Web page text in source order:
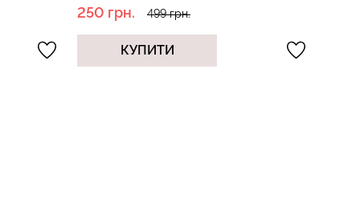
250 грн. 499 грн.
КУПИТИ